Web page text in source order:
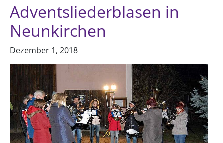
Adventsliederblasen in
Neunkirchen
Dezember 1, 2018